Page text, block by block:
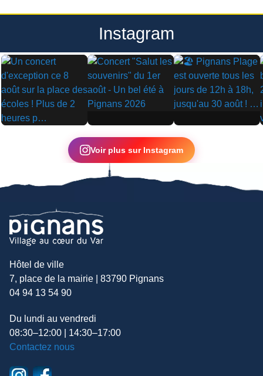
Instagram
▶
▶ ▶
Voir plus sur Instagram
Hôtel de ville
7, place de la mairie | 83790 Pignans
04 94 13 54 90
Du lundi au vendredi
08:30–12:00 | 14:30–17:00
Contactez nous